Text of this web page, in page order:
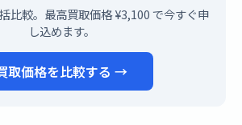
比較。最高買取価格 ¥3,100 で今すぐ申
し込めます。
取価格を比較する →